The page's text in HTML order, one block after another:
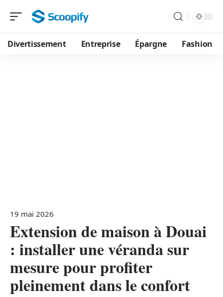
Divertissement Entreprise Épargne Fashion
19 mai 2026
Extension de maison à Douai
: installer une véranda sur
mesure pour profiter
pleinement dans le confort